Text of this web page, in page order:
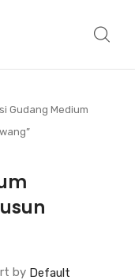
Gudang Medium
by